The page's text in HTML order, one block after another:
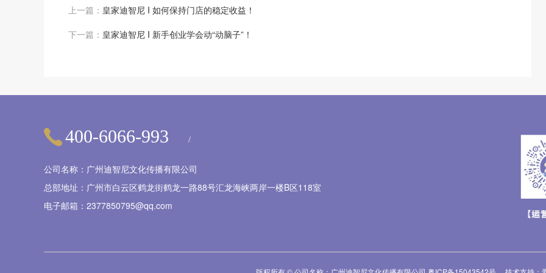
上一篇： 皇家迪智尼 I 如何保持门店的稳定收益！
下一篇： 皇家迪智尼 I 新手创业学会动“动脑子”！
400-6066-993 /
公司名称：广州迪智尼文化传播有限公司
总部地址：广州市白云区鹤龙街鹤龙一路88号汇龙海峡两岸一楼B区118室
电子邮箱：2377850795@qq.com